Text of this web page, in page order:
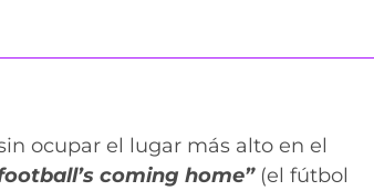
ocupar el lugar más alto en el
coming home”(el fútbol